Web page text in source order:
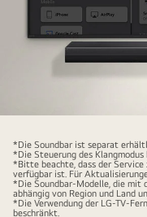
Soundbar
below
*Die Soundbar ist separat
*Die Steuerung des
*Bitte beachte, dass der
verfügbar ist. Für
*Die Soundbar-Modelle, die mit
abhängig von Region und Land
*Die Verwendung der LG-TV-
beschränkt.